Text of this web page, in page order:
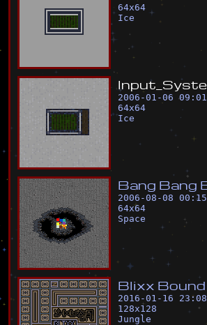
64x64
Ice
Input Syste
2006-01-06
64x64
Ice
Bang Bang
2006-08-08
64x64
Space
Blixx Bound
2016-01-16
128x128
Jungle